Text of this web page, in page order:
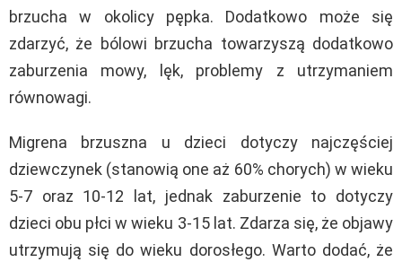
brzucha w okolicy pępka. Dodatkowo może się
zdarzyć, że bólowi brzucha towarzyszą dodatkowo
zaburzenia mowy, lęk, problemy z utrzymaniem
równowagi.
Migrena brzuszna u dzieci dotyczy najczęściej
dziewczynek (stanowią one aż 60% chorych) w wieku
5-7 oraz 10-12 lat, jednak zaburzenie to dotyczy
dzieci obu płci w wieku 3-15 lat. Zdarza się, że objawy
utrzymują się do wieku dorosłego. Warto dodać, że